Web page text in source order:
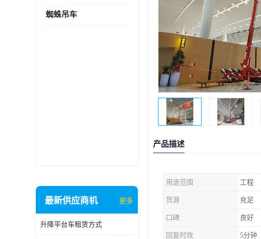
蜘蛛吊车
最新供应商机 更多
升降平台车租赁方式
产品描述
用途范围 工程
货源 充足
口碑 良好
回复时效 5分钟